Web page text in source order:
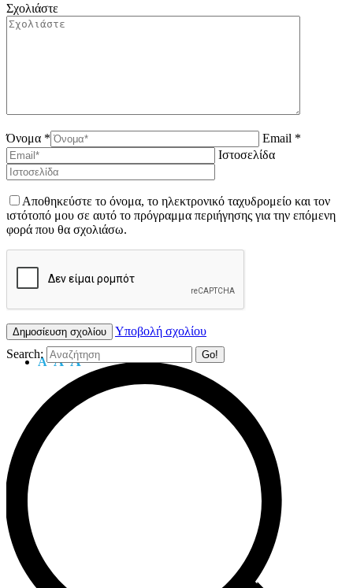
Σχολιάστε
Όνομα *
Email *
Ιστοσελίδα
Αποθηκεύστε το όνομα, το ηλεκτρονικό ταχυδρομείο και τον
ιστότοπό μου σε αυτό το πρόγραμμα περιήγησης για την επόμενη
φορά που θα σχολιάσω.
Υποβολή σχολίου
A A A
Search: